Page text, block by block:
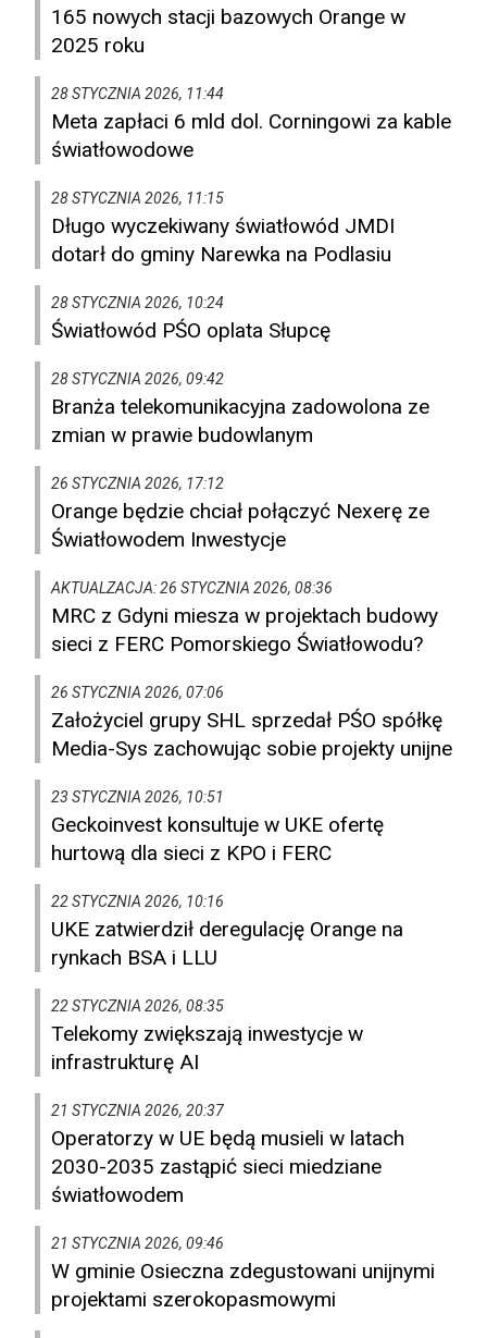
165 nowych stacji bazowych Orange w
2025 roku
28 STYCZNIA 2026, 11:44
Meta zapłaci 6 mld dol. Corningowi za kable
światłowodowe
28 STYCZNIA 2026, 11:15
Długo wyczekiwany światłowód JMDI
dotarł do gminy Narewka na Podlasiu
28 STYCZNIA 2026, 10:24
Światłowód PŚO oplata Słupcę
28 STYCZNIA 2026, 09:42
Branża telekomunikacyjna zadowolona ze
zmian w prawie budowlanym
26 STYCZNIA 2026, 17:12
Orange będzie chciał połączyć Nexerę ze
Światłowodem Inwestycje
AKTUALZACJA: 26 STYCZNIA 2026, 08:36
MRC z Gdyni miesza w projektach budowy
sieci z FERC Pomorskiego Światłowodu?
26 STYCZNIA 2026, 07:06
Założyciel grupy SHL sprzedał PŚO spółkę
Media-Sys zachowując sobie projekty unijne
23 STYCZNIA 2026, 10:51
Geckoinvest konsultuje w UKE ofertę
hurtową dla sieci z KPO i FERC
22 STYCZNIA 2026, 10:16
UKE zatwierdził deregulację Orange na
rynkach BSA i LLU
22 STYCZNIA 2026, 08:35
Telekomy zwiększają inwestycje w
infrastrukturę AI
21 STYCZNIA 2026, 20:37
Operatorzy w UE będą musieli w latach
2030-2035 zastąpić sieci miedziane
światłowodem
21 STYCZNIA 2026, 09:46
W gminie Osieczna zdegustowani unijnymi
projektami szerokopasmowymi